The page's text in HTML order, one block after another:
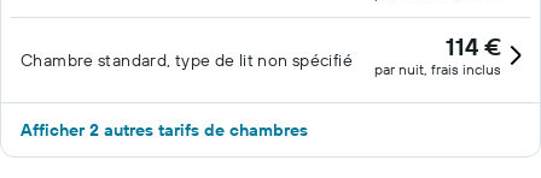
Chambre standard, type de lit non spécifié 114 €
par nuit, frais inclus
Afficher 2 autres tarifs de chambres